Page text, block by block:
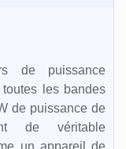
de puissance
les bandes
de puissance de
de véritable
un appareil de